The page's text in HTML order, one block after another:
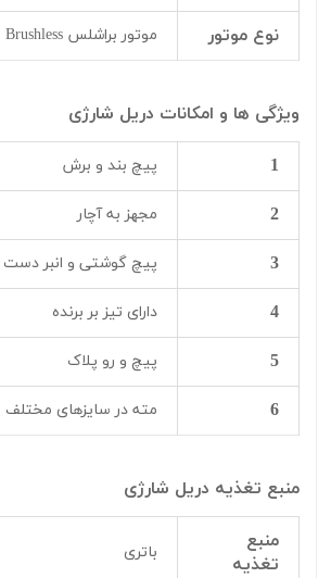
نوع موتور موتور براشلس Brushless
ویژگی ها و امکانات دریل شارژی
1 پیچ بند و برش
2 مجهز به آچار
3 پیچ گوشتی و انبر دست
4 دارای تیز بر برنده
5 پیچ و رو پلاک
6 مته در سایزهای مختلف
منبع تغذیه دریل شارژی
منبع
تغذیه
باتری